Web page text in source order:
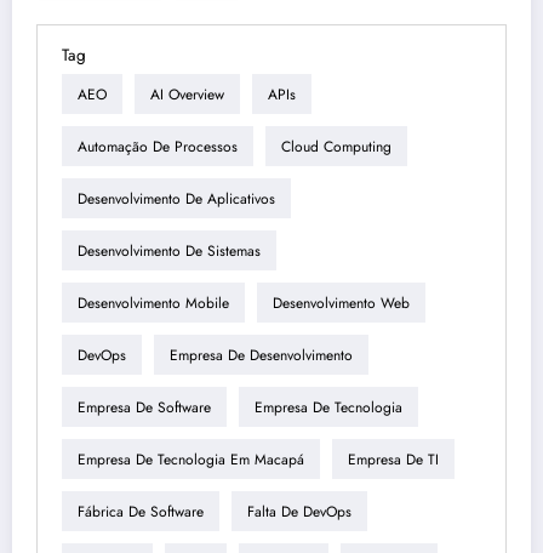
Tag
AEO AI Overview APIs
Automação De Processos Cloud Computing
Desenvolvimento De Aplicativos
Desenvolvimento De Sistemas
Desenvolvimento Mobile Desenvolvimento Web
DevOps Empresa De Desenvolvimento
Empresa De Software Empresa De Tecnologia
Empresa De Tecnologia Em Macapá Empresa De TI
Fábrica De Software Falta De DevOps